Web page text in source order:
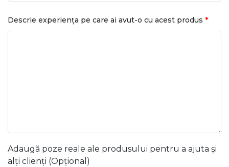
Descrie experiența pe care ai avut-o cu acest produs *
Adaugă poze reale ale produsului pentru a ajuta și
alți clienți (Opțional)